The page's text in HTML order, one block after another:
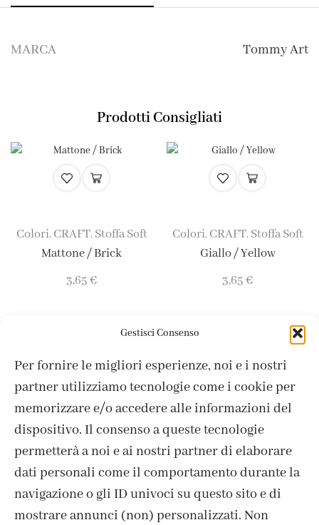
Gestisci Consenso
Per fornire le migliori esperienze, noi e i nostri
partner utilizziamo tecnologie come i cookie per
memorizzare e/o accedere alle informazioni del
dispositivo. Il consenso a queste tecnologie
permetterà a noi e ai nostri partner di elaborare
dati personali come il comportamento durante la
navigazione o gli ID univoci su questo sito e di
mostrare annunci (non) personalizzati. Non
MARCA Tommy Art
Prodotti Consigliati
Colori, CRAFT, Stoffa Soft
Mattone / Brick
3,65€
Colori, CRAFT, Stoffa Soft
Giallo / Yellow
3,65€
Colori
Bianco / White
Stoffa Soft
Malva / Mauve
3,65€